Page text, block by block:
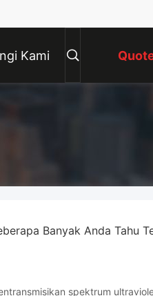
Kami
Banyak Anda Tahu
spektrum